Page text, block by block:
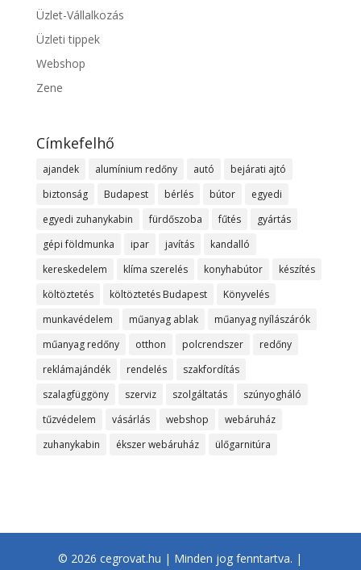
Üzlet-Vállalkozás
Üzleti tippek
Webshop
Zene
Címkefelhő
ajandek alumínium redőny autó
bejárati ajtó
biztonság
Budapest bérlés bútor
egyedi
egyedi zuhanykabin
fürdőszoba fűtés
gyártás
gépi földmunka
ipar javítás
kandalló
kereskedelem
klíma szerelés konyhabútor
készítés
költöztetés
költöztetés Budapest
Könyvelés
munkavédelem
műanyag ablak
műanyag nyílászárók
műanyag redőny
otthon polcrendszer
redőny
reklámajándék
rendelés
szakfordítás
szalagfüggöny
szerviz szolgáltatás
szúnyogháló
tűzvédelem
vásárlás webshop
webáruház
zuhanykabin
ékszer webáruház ülőgarnitúra
© 2026 cegrovat.hu | Minden jog fenntartva. |